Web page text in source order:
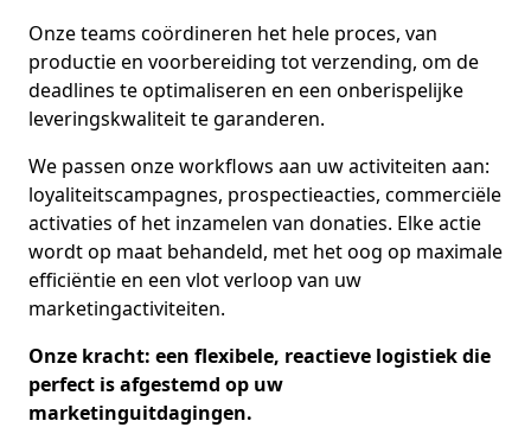
Onze teams coördineren het hele proces, van
productie en voorbereiding tot verzending, om de
deadlines te optimaliseren en een onberispelijke
leveringskwaliteit te garanderen.
We passen onze workflows aan uw activiteiten aan:
loyaliteitscampagnes, prospectieacties, commerciële
activaties of het inzamelen van donaties. Elke actie
wordt op maat behandeld, met het oog op maximale
efficiëntie en een vlot verloop van uw
marketingactiviteiten.
Onze kracht: een flexibele, reactieve logistiek die
perfect is afgestemd op uw
marketinguitdagingen.